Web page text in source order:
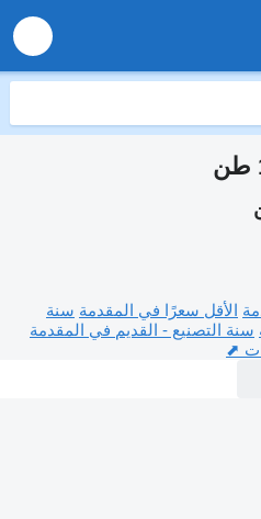
الأقل سعرًا في المقدمة سنة
سنة التصنيع - القديم في المقدمة
⬈